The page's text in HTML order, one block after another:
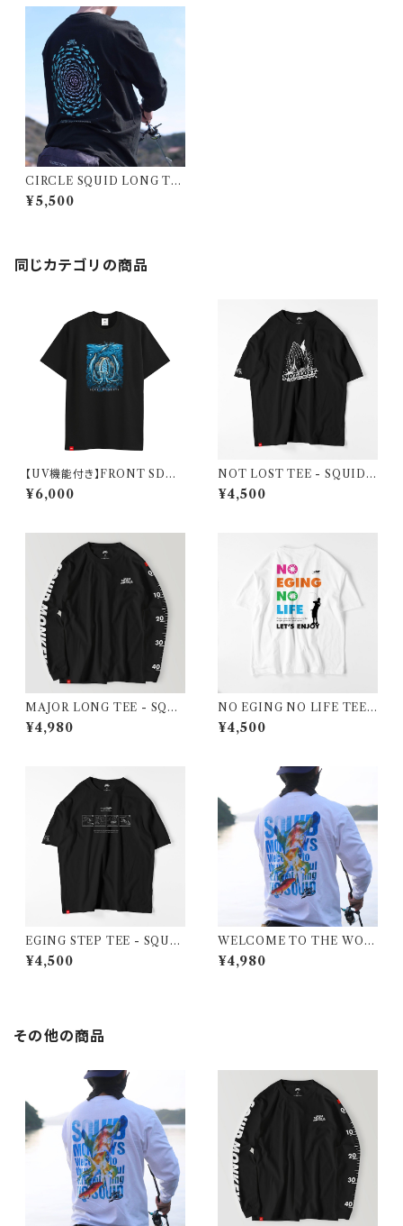
CIRCLE SQUID LONG TE
E - SQUID MONKEYS
¥5,500
同じカテゴリの商品
【UV機能付き】FRONT SDUI
D EGI TEE - SQUID MON
KEYS
¥6,000
NOT LOST TEE - SQUID
MONKEYS
¥4,500
MAJOR LONG TEE - SQUI
D MONKEYS
¥4,980
NO EGING NO LIFE TEE -
SQUID MONKEYS
¥4,500
EGING STEP TEE - SQUID
MONKEYS
¥4,500
WELCOME TO THE WOR
LD OF SQUID MONKEYS
LONG TEE
¥4,980
その他の商品